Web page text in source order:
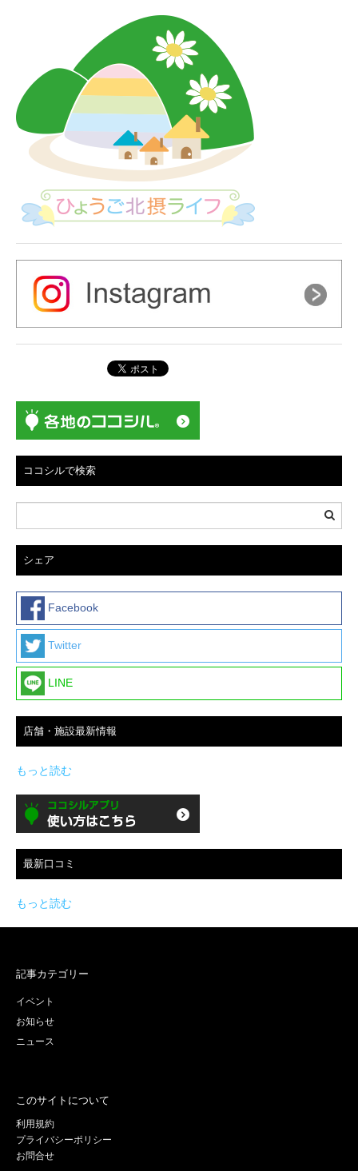
ココシルで検索
シェア
Facebook
Twitter
LINE
店舗・施設最新情報
もっと読む
最新口コミ
もっと読む
記事カテゴリー
イベント
お知らせ
ニュース
このサイトについて
利用規約
プライバシーポリシー
お問合せ